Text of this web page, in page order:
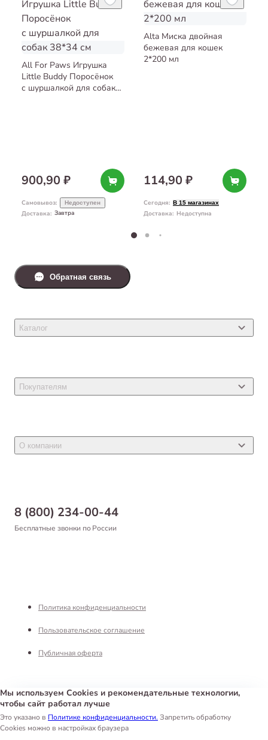
All For Paws Игрушка
Little Buddy Поросёнок
с шуршалкой для собак
900,90 ₽
Самовывоз: Недоступен
Доставка: Завтра
Alta Миска двойная
бежевая для кошек
2*200 мл
114,90 ₽
Сегодня: В 15 магазинах
Доставка: Недоступна
8 (800) 234-00-44
Бесплатные звонки по России
Каталог
Товары для собак
Товары для птиц
Покупателям
Новости
Самовывоз
Оформление заказа
О компании
Благотворительный фонд
Реквизиты
Обратная связь
Интернет-магазин «Белый Кролик»
Политика конфиденциальности
Пользовательское соглашение
Публичная оферта
Мы используем Cookies и рекомендательные технологии,
чтобы сайт работал лучше
Это указано в Политике конфиденциальности. Запретить обработку
Cookies можно в настройках браузера